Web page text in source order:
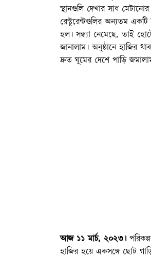
স্থানগুলি দেখার সাধ
রেস্টুরেন্টগুলির অন্যতম একটি
হল। সন্ধ্যা নেমেছে, তাই
জানালাম। অনুষ্ঠানে হাজির
দ্রুত ঘুমের দেশে পাড়ি
আজ ১১ মার্চ, ২০২৩।
হাজির হয়ে একসঙ্গে ছোট